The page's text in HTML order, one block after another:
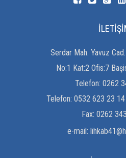
Serdar Mah. Yavuz
No:1 Kat:2 Ofis:7
Telefon: 0262
Telefon: 0532 623 23
Fax: 0262
e-mail: